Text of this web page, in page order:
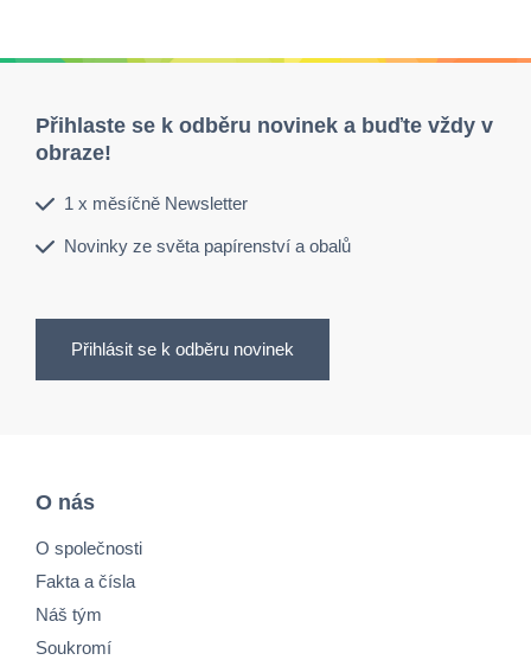
Přihlaste se k odběru novinek a buďte vždy v
obraze!
1 x měsíčně Newsletter
Novinky ze světa papírenství a obalů
Přihlásit se k odběru novinek
O nás
O společnosti
Fakta a čísla
Náš tým
Soukromí